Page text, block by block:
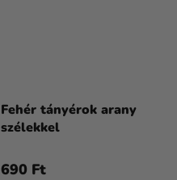
Fehér tányérok arany
szélekkel
690 Ft